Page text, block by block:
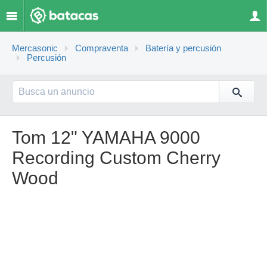
Mercasonic Compraventa
Batería y percusión
Percusión
Tom 12" YAMAHA 9000
Recording Custom Cherry
Wood